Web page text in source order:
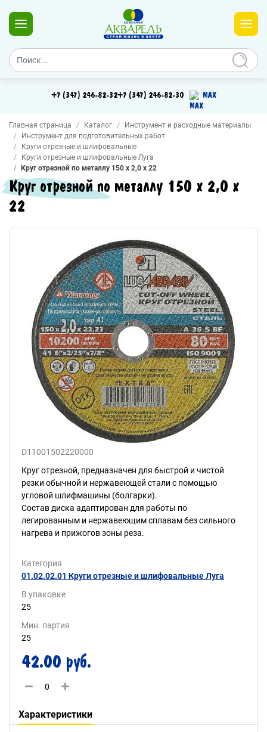
+7 (347) 246-82-32+7 (347) 246-82-30 MAX
Главная страница Каталог
Инструмент и расходные материалы
Инструмент для подготовительных работ
Круги отрезные и шлифовальные
Круги отрезные и шлифовальные Луга
Круг отрезной по металлу 150 х 2,0 х 22
Круг отрезной по металлу 150 х 2,0 х
22
D11001502220000
Круг отрезной, предназначен для быстрой и чистой
резки обычной и нержавеющей стали с помощью
угловой шлифмашины (болгарки).
Состав диска адаптирован для работы по
легированным и нержавеющим сплавам без сильного
нагрева и прижогов зоны реза.
Категория
01.02.02.01 Круги отрезные и шлифовальные Луга
В упаковке
25
Мин. партия
25
42.00 руб.
Характеристики